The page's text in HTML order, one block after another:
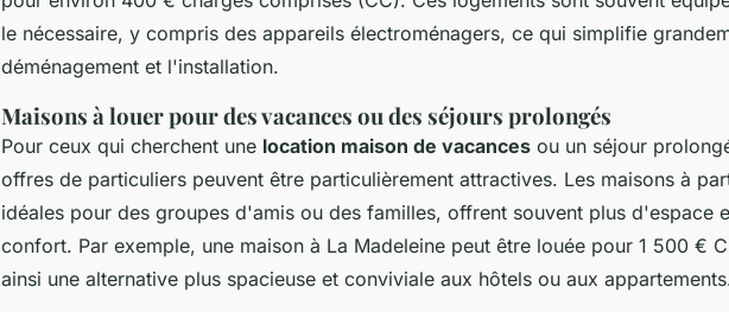
le nécessaire, y compris des appareils électroménagers, ce qui simplifie
déménagement et l'installation.
Maisons à louer pour des vacances ou des séjours prolongés
Pour ceux qui cherchent une location maison de vacances ou un séjour
offres de particuliers peuvent être particulièrement attractives. Les maisons à
idéales pour des groupes d'amis ou des familles, offrent souvent plus d'espace
confort. Par exemple, une maison à La Madeleine peut être louée pour 1 500 €
ainsi une alternative plus spacieuse et conviviale aux hôtels ou aux